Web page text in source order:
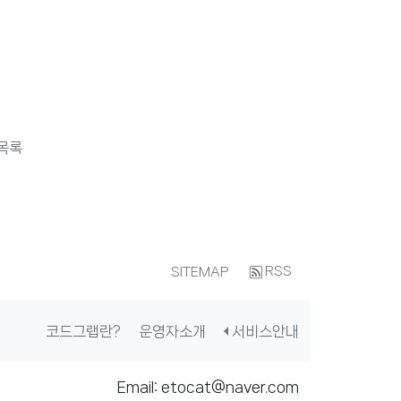
록
SITEMAP RSS
코드그랩란? 운영자소개 서비스안내
Email: etocat@naver.com